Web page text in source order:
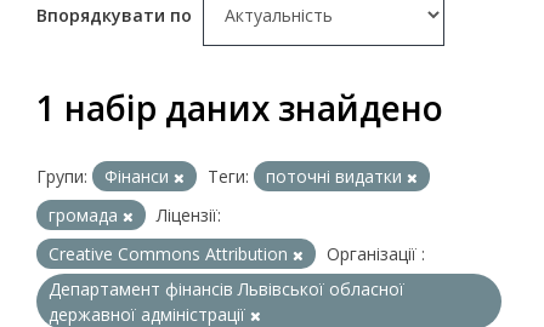
Впорядкувати по
1 набір даних знайдено
Групи: Фінанси Теги:
поточні видатки
громада
Ліцензії:
Creative Commons Attribution
Організації :
Департамент фінансів Львівської обласної
державної адміністрації